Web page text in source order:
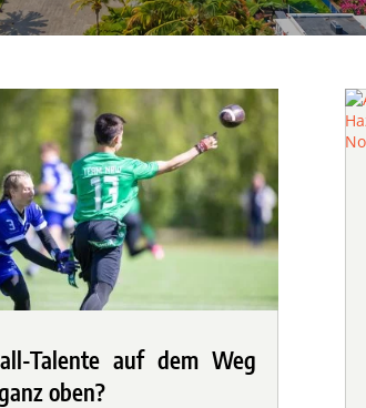
Talente auf dem Weg
oben?